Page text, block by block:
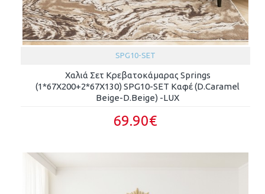
SPG10-SET
Χαλιά Σετ Κρεβατοκάμαρας Springs
(1*67X200+2*67X130) SPG10-SET Καφέ (D.Caramel
Beige-D.Beige) -LUX
69.90€